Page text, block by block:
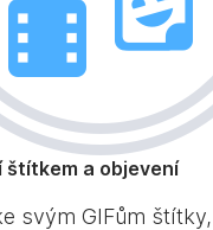
štítkem a objevení
svým GIFům